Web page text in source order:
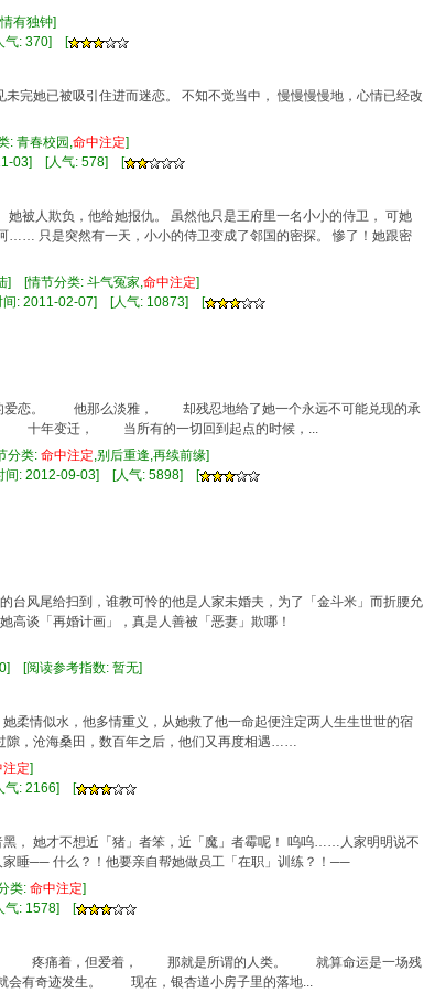
有独钟]
气: 370] [
完她已被吸引住进而迷恋。 不知不觉当中， 慢慢慢慢地，心情已经改
: 青春校园,命中注定]
03] [人气: 578] [
被人欺负，他给她报仇。 虽然他只是王府里一名小小的侍卫， 可她
…… 只是突然有一天，小小的侍卫变成了邻国的密探。 惨了！她跟密
] [情节分类: 斗气冤家,命中注定]
间: 2011-02-07] [人气: 10873] [
恋。 他那么淡雅， 却残忍地给了她一个永远不可能兑现的承
变迁， 当所有的一切回到起点的时候，...
分类: 命中注定,别后重逢,再续前缘]
间: 2012-09-03] [人气: 5898] [
台风尾给扫到，谁教可怜的他是人家未婚夫，为了「金斗米」而折腰允
高谈「再婚计画」，真是人善被「恶妻」欺哪！
[阅读参考指数: 暂无]
似水，他多情重义，从她救了他一命起便注定两人生生世世的宿
沧海桑田，数百年之后，他们又再度相遇……
注定]
气: 2166] [
， 她才不想近「猪」者笨，近「魔」者霉呢！ 呜呜……人家明明说不
睡── 什么？！他要亲自帮她做员工「在职」训练？！──
类: 命中注定]
气: 1578] [
疼痛着，但爱着， 那就是所谓的人类。 就算命运是一场残
奇迹发生。 现在，银杏道小房子里的落地...